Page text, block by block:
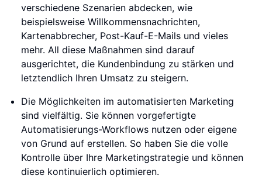
verschiedene Szenarien abdecken, wie
beispielsweise Willkommensnachrichten,
Kartenabbrecher, Post-Kauf-E-Mails und vieles
mehr. All diese Maßnahmen sind darauf
ausgerichtet, die Kundenbindung zu stärken und
letztendlich Ihren Umsatz zu steigern.
Die Möglichkeiten im automatisierten Marketing
sind vielfältig. Sie können vorgefertigte
Automatisierungs-Workflows nutzen oder eigene
von Grund auf erstellen. So haben Sie die volle
Kontrolle über Ihre Marketingstrategie und können
diese kontinuierlich optimieren.